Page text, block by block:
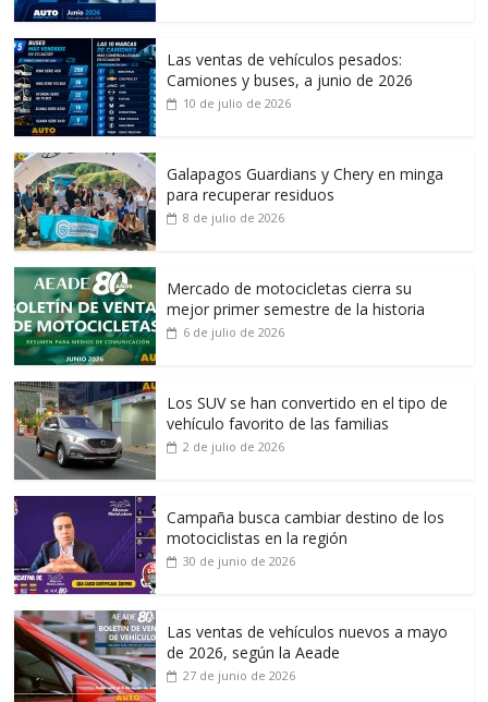
Las ventas de vehículos pesados:
Camiones y buses, a junio de 2026
10 de julio de 2026
Galapagos Guardians y Chery en minga
para recuperar residuos
8 de julio de 2026
Mercado de motocicletas cierra su
mejor primer semestre de la historia
6 de julio de 2026
Los SUV se han convertido en el tipo de
vehículo favorito de las familias
2 de julio de 2026
Campaña busca cambiar destino de los
motociclistas en la región
30 de junio de 2026
Las ventas de vehículos nuevos a mayo
de 2026, según la Aeade
27 de junio de 2026